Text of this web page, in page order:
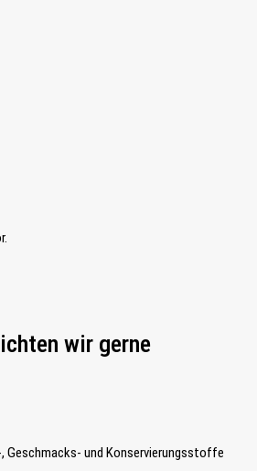
wir gerne
Geschmacks- und Konservierungsstoffe